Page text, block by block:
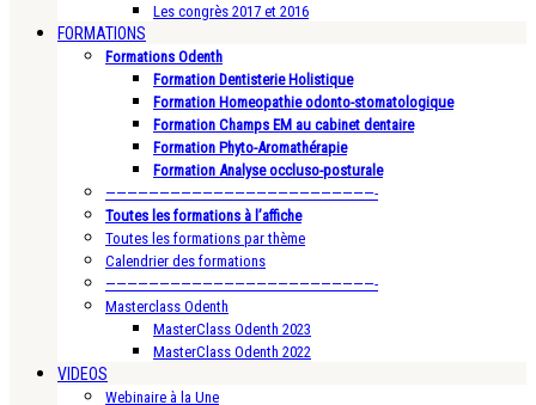
Les congrès 2017 et 2016
FORMATIONS
Formations Odenth
Formation Dentisterie Holistique
Formation Homeopathie odonto-stomatologique
Formation Champs EM au cabinet dentaire
Formation Phyto-Aromathérapie
Formation Analyse occluso-posturale
—————————————————————————-
Toutes les formations à l’affiche
Toutes les formations par thème
Calendrier des formations
—————————————————————————-
Masterclass Odenth
MasterClass Odenth 2023
MasterClass Odenth 2022
VIDEOS
Webinaire à la Une